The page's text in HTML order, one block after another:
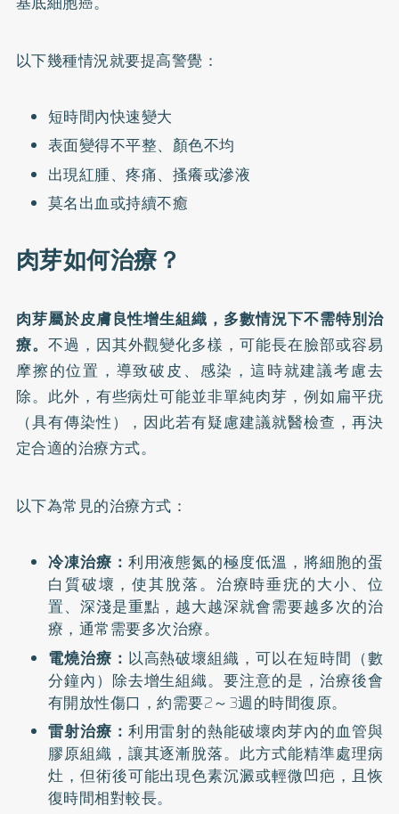
以下幾種情況就要提高警覺：
短時間內快速變大
表面變得不平整、顏色不均
出現紅腫、疼痛、搔癢或滲液
莫名出血或持續不癒
肉芽如何治療？
肉芽屬於皮膚良性增生組織，多數情況下不需特別治
療。 不過，因其外觀變化多樣，可能長在臉部或容易
摩擦的位置，導致破皮、感染，這時就建議考慮去
除。此外，有些病灶可能並非單純肉芽，例如扁平疣
（具有傳染性），因此若有疑慮建議就醫檢查，再決
定合適的治療方式。
以下為常見的治療方式：
冷凍治療： 利用液態氮的極度低溫，將細胞的蛋
白質破壞，使其脫落。治療時垂疣的大小、位
置、深淺是重點，越大越深就會需要越多次的治
療，通常需要多次治療。
電燒治療： 以高熱破壞組織，可以在短時間（數
分鐘內）除去增生組織。要注意的是，治療後會
有開放性傷口，約需要2～3週的時間復原。
雷射治療： 利用雷射的熱能破壞肉芽內的血管與
膠原組織，讓其逐漸脫落。此方式能精準處理病
灶，但術後可能出現色素沉澱或輕微凹疤，且恢
復時間相對較長。